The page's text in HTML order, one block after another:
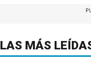
LAS MÁS